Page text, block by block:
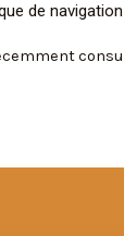
de navigation